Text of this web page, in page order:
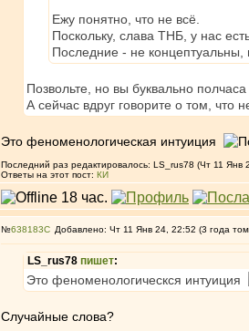
Ежу понятно, что не всё.
Поскольку, слава ТНБ, у нас
Последние - не концептуальны,
Позвольте, но вы буквально
А сейчас вдруг говорите о том, что
Это феноменологическая интуиция
Последний раз редактировалось: LS_rus78 (Чт 11 Янв
Ответы на этот пост: КИ
№638183 Добавлено: Чт 11 Янв 24, 22:52 (3 года
LS_rus78 пишет:
Это феноменологическся интуиция
Случайные слова?